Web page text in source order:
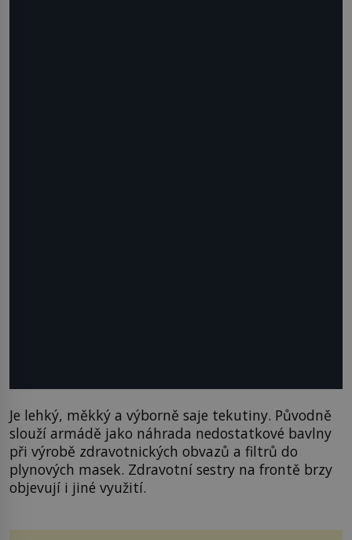
Je lehký, měkký a výborně saje tekutiny. Původně
slouží armádě jako náhrada nedostatkové bavlny
při výrobě zdravotnických obvazů a filtrů do
plynových masek. Zdravotní sestry na frontě brzy
objevují i jiné využití.